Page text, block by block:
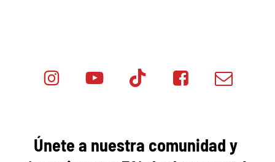
Minicar Tok
Minicar Minicar
Únete a nuestra comunidad y